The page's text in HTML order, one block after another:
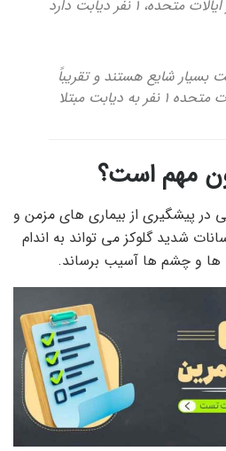
بسیار شایع هستند و تقریباً
از هر 10 نفر در ایالات متحده 1 نفر به دیابت مبتلا
مهم است؟
پیشگیری از بیماری های مزمن و
شدید گلوکز می تواند به اندام
ها و چشم ها آسیب برساند.